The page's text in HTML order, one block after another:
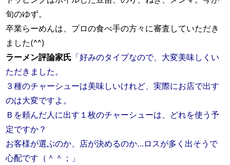
旬のゆず。
卒業らーめんは、プロの食べ手の方々に審査していただき
ました(^^)
ラーメン評論家氏 「好みのタイプなので、大変美味しくい
ただきました。
３種のチャーシューは美味しいけれど、実際にお店で出す
のは大変ですよ。
Ｂを頼んだ人に出す１枚のチャーシューは、どれを使う予
定ですか？
お客様が選ぶのか、店が決めるのか…ロスが多く出そうで
心配です（＾＾；」